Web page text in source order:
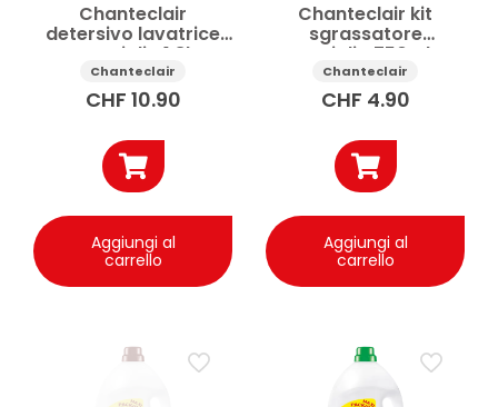
Chanteclair
detersivo lavatrice
Marsiglia 1.8l
Chanteclair
CHF 10.90
Aggiungi al
carrello
Chanteclair kit
sgrassatore
Marsiglia 750ml +
Quasar detergente
vetri 650ml
Chanteclair
CHF 4.90
Aggiungi al
carrello